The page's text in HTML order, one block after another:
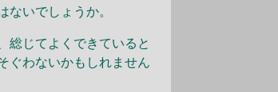
いでしょうか。
総じてよくできていると
ぐわないかもしれません